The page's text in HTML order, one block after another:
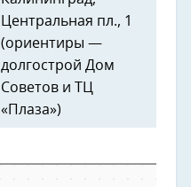
Центральная пл., 1
(ориентиры —
долгострой Дом
Советов и ТЦ
«Плаза»)